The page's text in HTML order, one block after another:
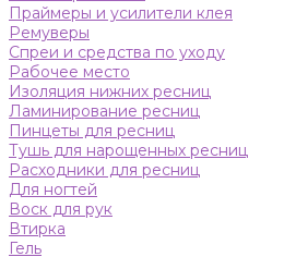
Праймеры и усилители клея
Ремуверы
Спреи и средства по уходу
Рабочее место
Изоляция нижних ресниц
Ламинирование ресниц
Пинцеты для ресниц
Тушь для нарощенных ресниц
Расходники для ресниц
Для ногтей
Воск для рук
Втирка
Гель